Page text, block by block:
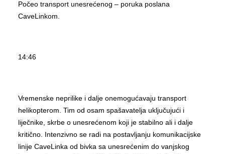
Počeo transport unesrećenog – poruka poslana
CaveLinkom.
14:46
Vremenske neprilike i dalje onemogućavaju transport
helikopterom. Tim od osam spašavatelja uključujući i
liječnike, skrbe o unesrećenom koji je stabilno ali i dalje
kritično. Intenzivno se radi na postavljanju komunikacijske
linije CaveLinka od bivka sa unesrećenim do vanjskog